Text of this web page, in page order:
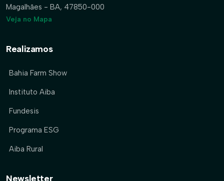
Magalhães - BA, 47850-000
Veja no Mapa
Realizamos
Bahia Farm Show
Instituto Aiba
Fundesis
Programa ESG
Aiba Rural
Newsletter